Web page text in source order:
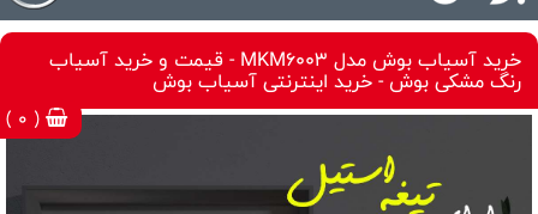
( 0 )
خرید آسیاب بوش مدل MKM6003 - قیمت و خرید آسیاب
رنگ مشکی بوش - خرید اینترنتی آسیاب بوش